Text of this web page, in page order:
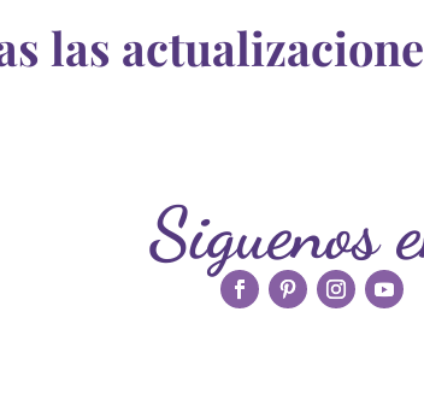
las
Siguenos